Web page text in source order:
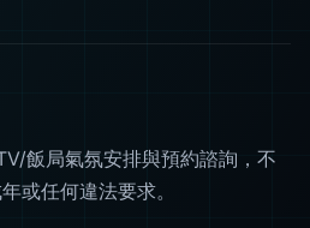
飯局氣氛安排與預約諮詢，不
或任何違法要求。